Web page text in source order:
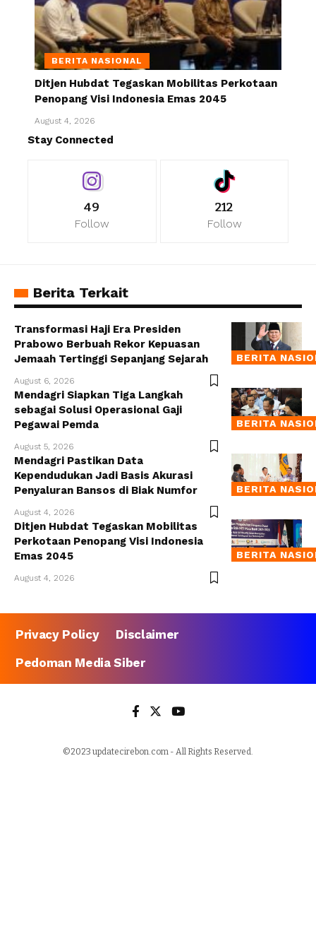
BERITA NASIONAL
Ditjen Hubdat Tegaskan Mobilitas Perkotaan
Penopang Visi Indonesia Emas 2045
August 4, 2026
Stay Connected
49
Follow
212
Follow
Berita Terkait
BERITA
Transformasi Haji Era Presiden
Prabowo Berbuah Rekor Kepuasan
Jemaah Tertinggi Sepanjang Sejarah
August 6, 2026
BERITA
Mendagri Siapkan Tiga Langkah
sebagai Solusi Operasional Gaji
Pegawai Pemda
August 5, 2026
BERITA
Mendagri Pastikan Data
Kependudukan Jadi Basis Akurasi
Penyaluran Bansos di Biak Numfor
August 4, 2026
BERITA
Ditjen Hubdat Tegaskan Mobilitas
Perkotaan Penopang Visi Indonesia
Emas 2045
August 4, 2026
Privacy Policy
Disclaimer
Pedoman Media Siber
©2023 updatecirebon.com - All Rights Reserved.